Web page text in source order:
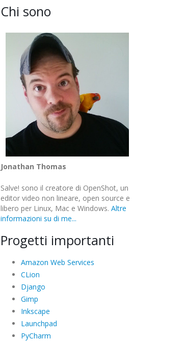
Chi sono
Jonathan Thomas
Salve! sono il creatore di OpenShot, un
editor video non lineare, open source e
libero per Linux, Mac e Windows. Altre
informazioni su di me...
Progetti importanti
Amazon Web Services
CLion
Django
Gimp
Inkscape
Launchpad
PyCharm